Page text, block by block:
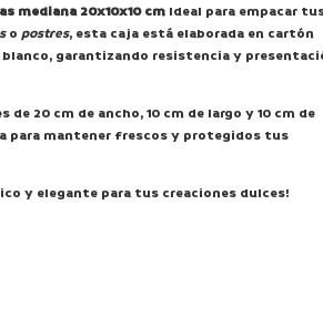
mediana 20x10x10 cm Ideal para empacar
o postres, esta caja está elaborada en cartón
blanco, garantizando resistencia y
de 20 cm de ancho, 10 cm de largo y 10 cm de
para mantener frescos y protegidos tus
y elegante para tus creaciones dulces!